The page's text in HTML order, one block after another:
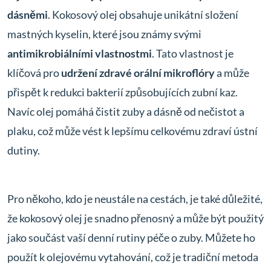
dásněmi. Kokosový olej obsahuje unikátní složení
mastných kyselin, které jsou známy svými
antimikrobiálními vlastnostmi. Tato vlastnost je
klíčová proudržení zdravé orální mikroflórya může
přispět k redukci bakterií způsobujících zubní kaz.
Navíc olej pomáhá čistit zuby a dásně od nečistot a
plaku, což může vést k lepšímu celkovému zdraví ústní
dutiny.
Pro někoho, kdo je neustále na cestách, je také důležité,
že kokosový olej je snadno přenosný a může být použitý
jako součást vaší denní rutiny péče o zuby. Můžete ho
použít k olejovému vytahování, což je tradiční metoda